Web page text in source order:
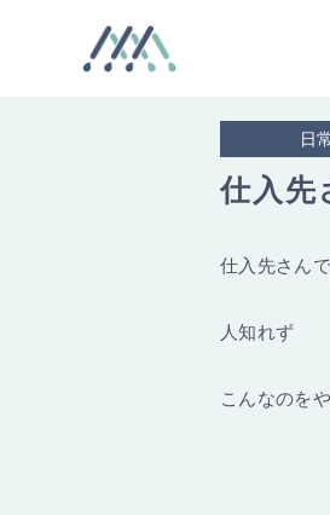
日常
仕入先
仕入先さん
人知れず
こんなのを